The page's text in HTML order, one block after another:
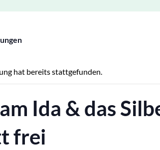
hat bereits stattgefunden.
Ida & das
frei